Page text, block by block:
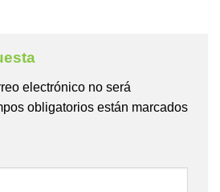
electrónico no será
obligatorios están marcados